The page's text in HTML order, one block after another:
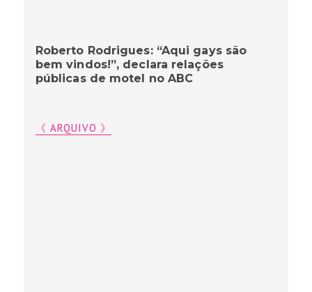
Roberto Rodrigues: “Aqui gays são
bem vindos!”, declara relações
públicas de motel no ABC
《 ARQUIVO 》